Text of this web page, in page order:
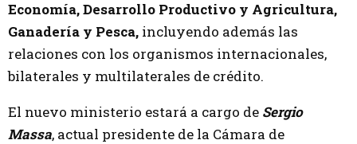
Economía, Desarrollo Productivo y Agricultura,
Ganadería y Pesca, incluyendo además las
relaciones con los organismos internacionales,
bilaterales y multilaterales de crédito.
El nuevo ministerio estará a cargo de Sergio
Massa, actual presidente de la Cámara de